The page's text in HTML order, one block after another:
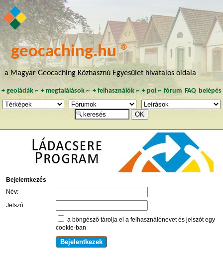
geocaching.hu ®
a Magyar Geocaching Közhasznú Egyesület hivatalos oldala
+ geoládák~ +megtalálások ~ + felhasználók~ + poi~ fórum FAQ belépés
Bejelentkezés
Név:
Jelszó:
a böngésző tárolja el a felhasználónevet és jelszót egy
cookie-ban